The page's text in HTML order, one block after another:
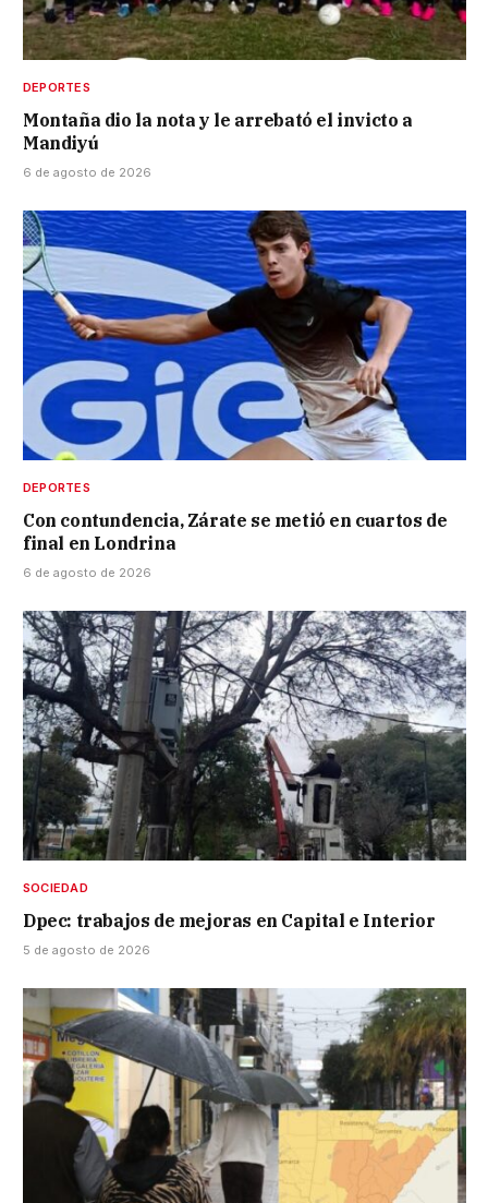
DEPORTES
Montaña dio la nota y le arrebató el invicto a
Mandiyú
6 de agosto de 2026
DEPORTES
Con contundencia, Zárate se metió en cuartos de
final en Londrina
6 de agosto de 2026
SOCIEDAD
Dpec: trabajos de mejoras en Capital e Interior
5 de agosto de 2026